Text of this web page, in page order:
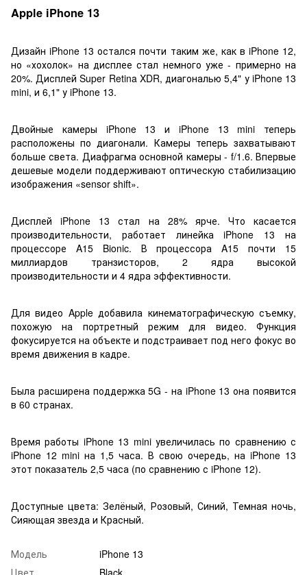
Apple iPhone 13
Дизайн iPhone 13 остался почти таким же, как в iPhone 12,
но «хохолок» на дисплее стал немного уже - примерно на
20%. Дисплей Super Retina XDR, диагональю 5,4" у iPhone 13
mini, и 6,1" у iPhone 13.
Двойные камеры iPhone 13 и iPhone 13 mini теперь
расположены по диагонали. Камеры теперь захватывают
больше света. Диафрагма основной камеры - f/1.6. Впервые
дешевые модели поддерживают оптическую стабилизацию
изображения «sensor shift».
Дисплей iPhone 13 стал на 28% ярче. Что касается
производительности, работает линейка iPhone 13 на
процессоре A15 Bionic. В процессора A15 почти 15
миллиардов транзисторов, 2 ядра высокой
производительности и 4 ядра эффективности.
Для видео Apple добавила кинематографическую съемку,
похожую на портретный режим для видео. Функция
фокусируется на объекте и подстраивает под него фокус во
время движения в кадре.
Была расширена поддержка 5G - на iPhone 13 она появится
в 60 странах.
Время работы iPhone 13 mini увеличилась по сравнению с
iPhone 12 mini на 1,5 часа. В свою очередь, на iPhone 13
этот показатель 2,5 часа (по сравнению с iPhone 12).
Доступные цвета: Зелёный, Розовый, Синий, Темная ночь,
Сияющая звезда и Красный.
Модель
iPhone 13
Цвет
Black